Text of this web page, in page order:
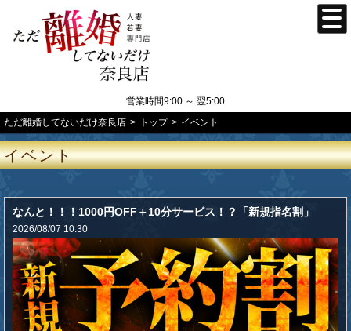
営業時間9:00 ～ 翌5:00
ただ離婚してないだけ奈良店
トップ イベント
イベント
なんと！！！1000円OFF＋10分サービス！？「新規指名割」
2026/08/07 10:30